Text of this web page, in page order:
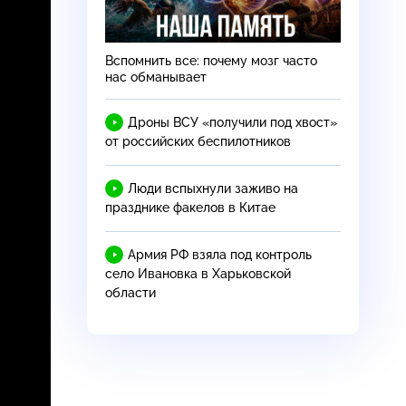
Вспомнить все: почему мозг часто
нас обманывает
Дроны ВСУ «получили под хвост»
от российских беспилотников
Люди вспыхнули заживо на
празднике факелов в Китае
Армия РФ взяла под контроль
село Ивановка в Харьковской
области